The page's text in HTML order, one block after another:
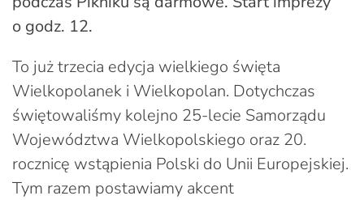
o godz. 12.
To już trzecia edycja wielkiego święta
Wielkopolanek i Wielkopolan. Dotychczas
świętowaliśmy kolejno 25-lecie Samorządu
Województwa Wielkopolskiego oraz 20.
rocznicę wstąpienia Polski do Unii Europejskiej.
Tym razem postawiamy akcent